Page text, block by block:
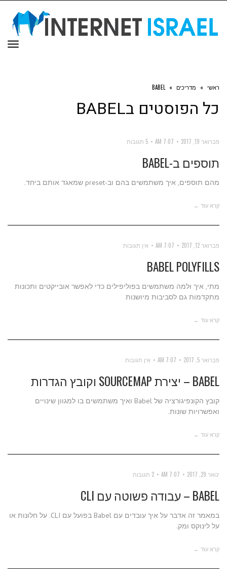
ראשי » מדריכים »
BABEL
כל הפוסטים בBABEL
פברואר 19, 2017 7:07 AM 5 תגובות
תוספים ב-BABEL
מהם תוספים, איך משתמשים בהם וב-preset שמאגד אותם ביחד.
קרא עוד ←
פברואר 12, 2017 7:07 AM אין תגובות
BABEL POLYFILLS
מתי, איך ולמה משתמשים בפוליפילים כדי לאפשר אובייקטים ותכונות
מתקדמות גם לסביבות מיושנות
קרא עוד ←
פברואר 5, 2017 7:07 AM אין תגובות
BABEL – יצירת SOURCEMAP וקובץ הגדרות
קובץ הקונפיגורציה של Babel ואיך משתמשים בו למגוון שינויים
ואפשרויות שונות.
קרא עוד ←
ינואר 29, 2017 7:07 AM 2 תגובות
BABEL – עבודה פשוטה עם CLI
במאמר זה אדבר על איך עובדים עם Babel בפועל עם CLI. על חלונות או
על לינוקס ומק.
קרא עוד ←